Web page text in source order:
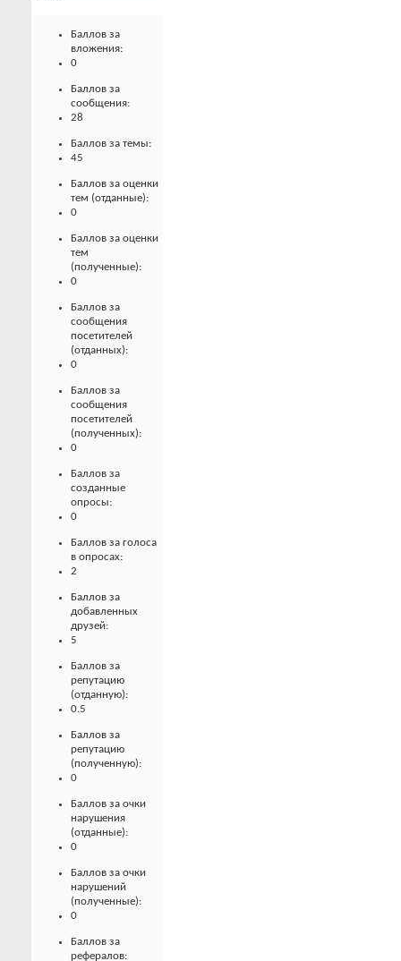
Баллов за
вложения:
0
Баллов за
сообщения:
28
Баллов за темы:
45
Баллов за оценки
тем (отданные):
0
Баллов за оценки
тем
(полученные):
0
Баллов за
сообщения
посетителей
(отданных):
0
Баллов за
сообщения
посетителей
(полученных):
0
Баллов за
созданные
опросы:
0
Баллов за голоса
в опросах:
2
Баллов за
добавленных
друзей:
5
Баллов за
репутацию
(отданную):
0.5
Баллов за
репутацию
(полученную):
0
Баллов за очки
нарушения
(отданные):
0
Баллов за очки
нарушений
(полученные):
0
Баллов за
рефералов: